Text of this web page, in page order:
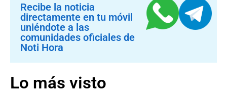
Recibe la noticia
directamente en tu móvil
uniéndote a las
comunidades oficiales de
Noti Hora
Lo más visto